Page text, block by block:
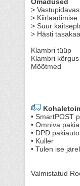
Omadused
>
> Kiirlaadimise
> Suur
> Hästi
Klambri tüüp
Klambri
Mõõtmed
• SmartPOST
• Omniva
• DPD
• Kuller
• Tulen ise
Valmistatud